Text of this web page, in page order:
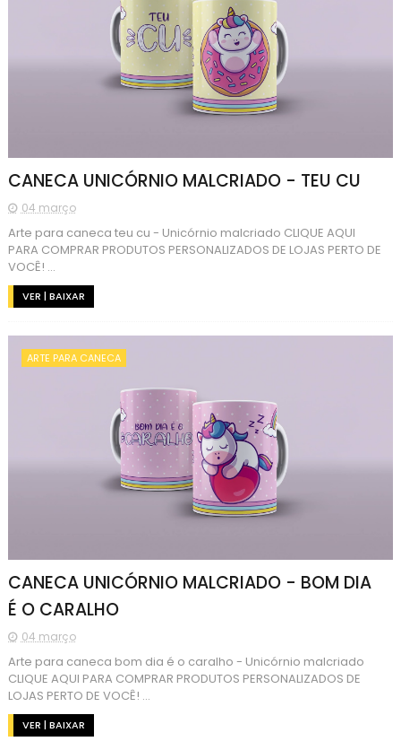
CANECA UNICÓRNIO MALCRIADO - TEU CU
04 março
Arte para caneca teu cu - Unicórnio malcriado CLIQUE AQUI
PARA COMPRAR PRODUTOS PERSONALIZADOS DE LOJAS PERTO DE
VOCÊ! ...
VER | BAIXAR
ARTE PARA CANECA
CANECA UNICÓRNIO MALCRIADO - BOM DIA
É O CARALHO
04 março
Arte para caneca bom dia é o caralho - Unicórnio malcriado
CLIQUE AQUI PARA COMPRAR PRODUTOS PERSONALIZADOS DE
LOJAS PERTO DE VOCÊ! ...
VER | BAIXAR